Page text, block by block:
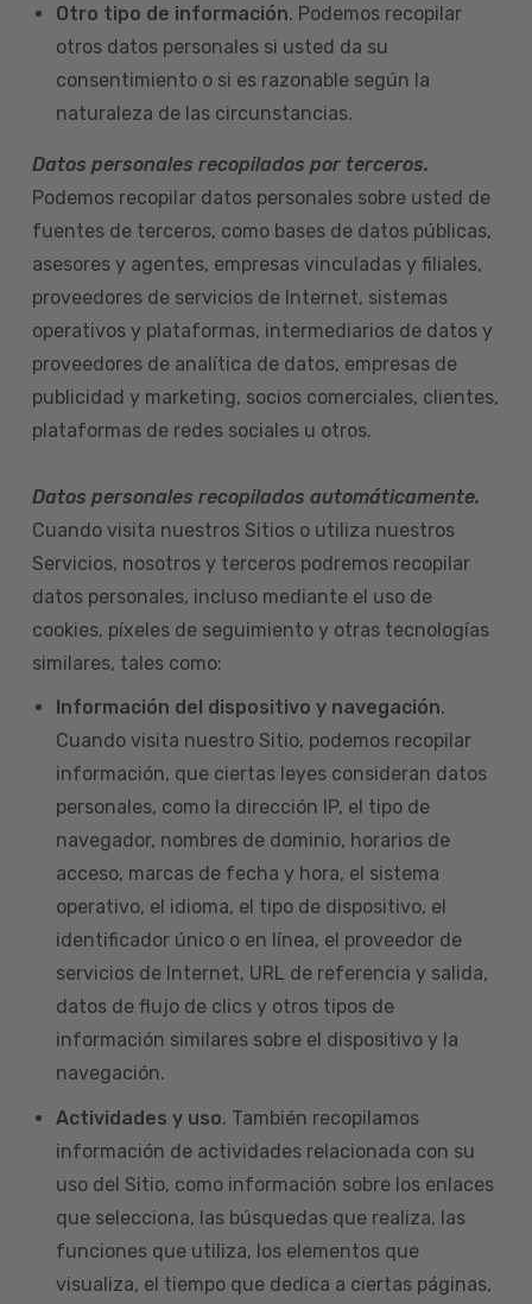
Otro tipo de información. Podemos recopilar
otros datos personales si usted da su
consentimiento o si es razonable según la
naturaleza de las circunstancias.
Datos personales recopilados por terceros.
Podemos recopilar datos personales sobre usted de
fuentes de terceros, como bases de datos públicas,
asesores y agentes, empresas vinculadas y filiales,
proveedores de servicios de Internet, sistemas
operativos y plataformas, intermediarios de datos y
proveedores de analítica de datos, empresas de
publicidad y marketing, socios comerciales, clientes,
plataformas de redes sociales u otros.
Datos personales recopilados automáticamente.
Cuando visita nuestros Sitios o utiliza nuestros
Servicios, nosotros y terceros podremos recopilar
datos personales, incluso mediante el uso de
cookies, píxeles de seguimiento y otras tecnologías
similares, tales como:
Información del dispositivo y navegación.
Cuando visita nuestro Sitio, podemos recopilar
información, que ciertas leyes consideran datos
personales, como la dirección IP, el tipo de
navegador, nombres de dominio, horarios de
acceso, marcas de fecha y hora, el sistema
operativo, el idioma, el tipo de dispositivo, el
identificador único o en línea, el proveedor de
servicios de Internet, URL de referencia y salida,
datos de flujo de clics y otros tipos de
información similares sobre el dispositivo y la
navegación.
Actividades y uso. También recopilamos
información de actividades relacionada con su
uso del Sitio, como información sobre los enlaces
que selecciona, las búsquedas que realiza, las
funciones que utiliza, los elementos que
visualiza, el tiempo que dedica a ciertas páginas,